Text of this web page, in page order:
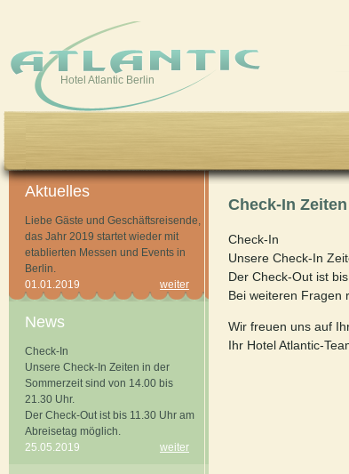
Hotel Atlantic Berlin
Check-In Zeiten
Check-In
Unsere Check-In
Der Check-Out ist
Bei weiteren Fragen
Wir freuen uns auf
Ihr Hotel Atlantic-
Aktuelles
Liebe Gäste und Geschäftsreisende,
das Jahr 2019 startet wieder mit
etablierten Messen und Events in
Berlin.
weiter
01.01.2019
News
Check-In
Unsere Check-In Zeiten in der
Sommerzeit sind von 14.00 bis
21.30 Uhr.
Der Check-Out ist bis 11.30 Uhr am
Abreisetag möglich.
weiter
25.05.2019